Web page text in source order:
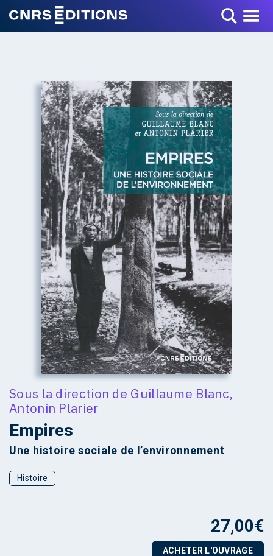
Toggle Menu
+
Sous la direction de Guillaume Blanc,
Antonin Plarier
Empires
Une histoire sociale de l’environnement
Histoire
27,00€
ACHETER L'OUVRAGE